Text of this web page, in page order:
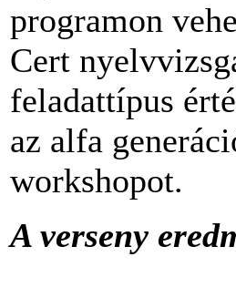
programon
Cert
feladattípus
az alfa
workshopot.
A verseny